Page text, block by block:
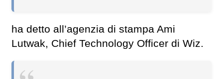
ha detto all’agenzia di stampa Ami
Lutwak, Chief Technology Officer di Wiz.